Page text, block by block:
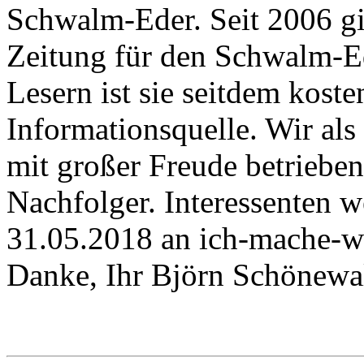
Schwalm-Eder. Seit 2006
Zeitung für den Schwalm-
Lesern ist sie seitdem
Informationsquelle. Wir als
mit großer Freude
Nachfolger. Interessenten
31.05.2018 an ich-mache-
Danke, Ihr Björn